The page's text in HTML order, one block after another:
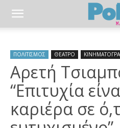
ΠΟΛΙΤΙΣΜΟΣ ΘΕΑΤΡΟ
Αρετή
“Επιτυχία
καριέρα σε